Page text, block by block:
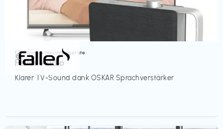
Elektronik & Haushaltsgeräte
Faller Audio
Klarer TV-Sound dank OSKAR Sprachverstärker
€‎